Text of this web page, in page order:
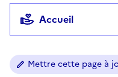
Accueil
Mettre cette page à